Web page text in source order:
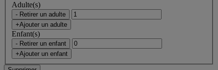
Adulte(s)
- Retirer un adulte
+Ajouter un adulte
Enfant(s)
- Retirer un enfant
+Ajouter un enfant